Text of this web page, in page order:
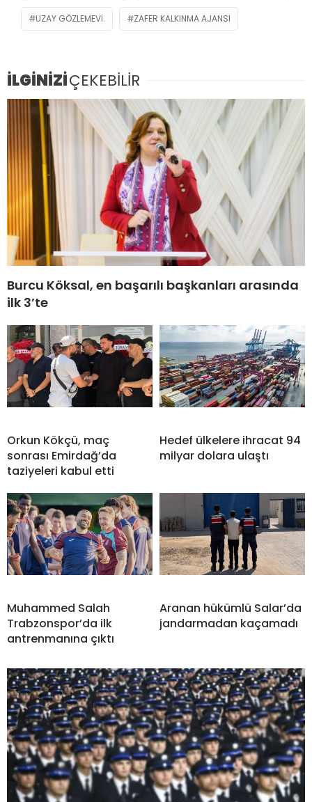
UZAY GÖZLEMEVI. ZAFER KALKINMA AJANSI
İLGİNİZİÇEKEBİLİR
Burcu Köksal, en başarılı başkanları arasında
ilk 3’te
Orkun Kökçü, maç
sonrası Emirdağ’da
taziyeleri kabul etti
Hedef ülkelere ihracat 94
milyar dolara ulaştı
Muhammed Salah
Trabzonspor’da ilk
antrenmanına çıktı
Aranan hükümlü Salar’da
jandarmadan kaçamadı